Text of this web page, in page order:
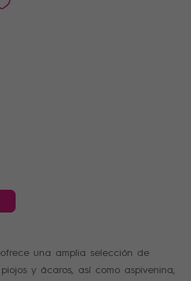
una amplia selección de
y ácaros, así como aspivenina,